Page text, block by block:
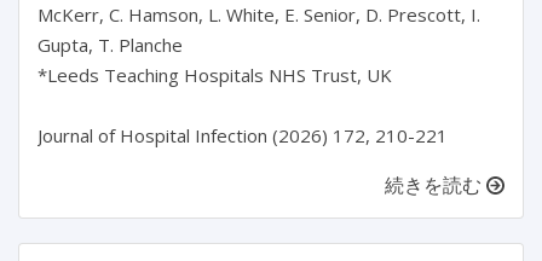
McKerr, C. Hamson, L. White, E. Senior, D. Prescott, I.
Gupta, T. Planche
*Leeds Teaching Hospitals NHS Trust, UK
Journal of Hospital Infection (2026) 172, 210-221
続きを読む